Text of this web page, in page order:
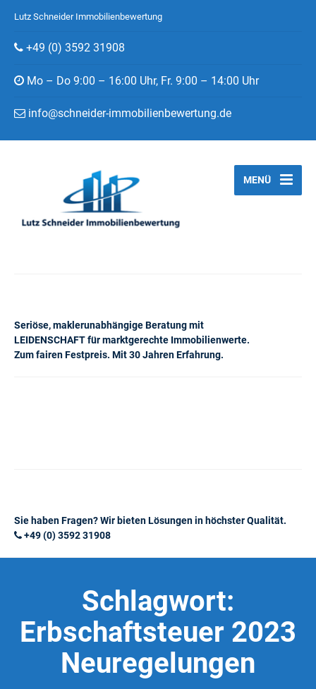
Lutz Schneider Immobilienbewertung
+49 (0) 3592 31908
Mo – Do 9:00 – 16:00 Uhr, Fr. 9:00 – 14:00 Uhr
info@schneider-immobilienbewertung.de
Seriöse, maklerunabhängige Beratung mit
LEIDENSCHAFT für marktgerechte Immobilienwerte.
Zum fairen Festpreis. Mit 30 Jahren Erfahrung.
MENÜ
Sie haben Fragen? Wir bieten Lösungen in höchster Qualität.
+49 (0) 3592 31908
Schlagwort:
Erbschaftsteuer 2023
Neuregelungen